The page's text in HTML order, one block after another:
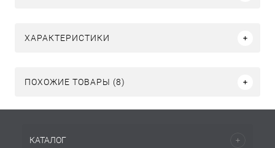
ХАРАКТЕРИСТИКИ
ПОХОЖИЕ ТОВАРЫ (8)
КАТАЛОГ